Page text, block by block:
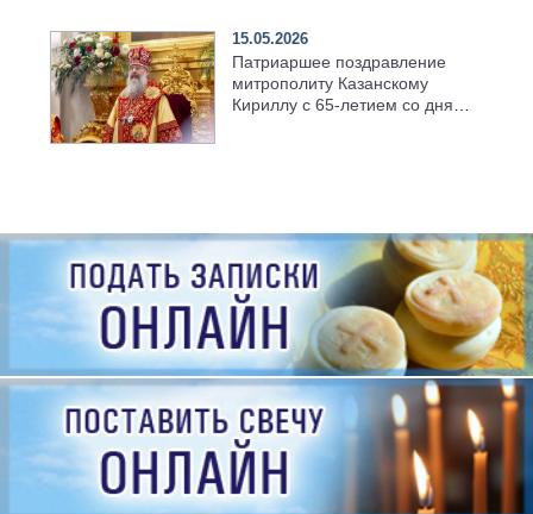
15.05.2026
Патриаршее поздравление
митрополиту Казанскому
Кириллу с 65-летием со дня